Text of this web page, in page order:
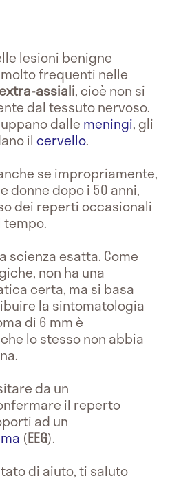
lesioni benigne
molto frequenti nelle
assiali, cioè non si
dal tessuto nervoso.
dalle meningi, gli
il cervello.
se impropriamente,
donne dopo i 50 anni,
dei reperti occasionali
tempo.
scienza esatta. Come
non ha una
certa, ma si basa
la sintomatologia
di 6 mm è
lo stesso non abbia
da un
il reperto
ad un
(EEG).
di aiuto, ti saluto